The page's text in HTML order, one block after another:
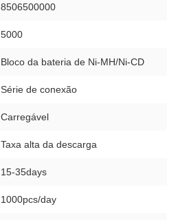
8506500000
5000
Bloco da bateria de Ni-MH/Ni-CD
Série de conexão
Carregável
Taxa alta da descarga
15-35days
1000pcs/day